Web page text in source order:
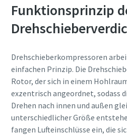
Funktionsprinzip
Drehschieberkompressoren
einfachen Prinzip. Die
Rotor, der sich in einem
exzentrisch angeordnet, sodass
Drehen nach innen und außen
unterschiedlicher Größe
fangen Lufteinschlüsse ein, die
Wenn Sie diese
kann Atlas Copco
Informationen
unserer
Ich habe die
gelesen und